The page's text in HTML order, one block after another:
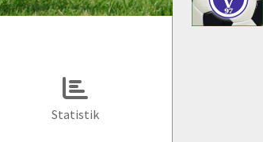
Statistik